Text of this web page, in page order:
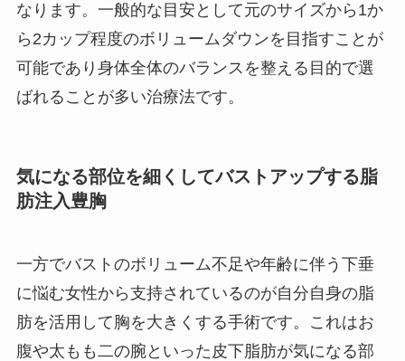
なります。一般的な目安として元のサイズから1か
ら2カップ程度のボリュームダウンを目指すことが
可能であり身体全体のバランスを整える目的で選
ばれることが多い治療法です。
気になる部位を細くしてバストアップする脂
肪注入豊胸
一方でバストのボリューム不足や年齢に伴う下垂
に悩む女性から支持されているのが自分自身の脂
肪を活用して胸を大きくする手術です。これはお
腹や太もも二の腕といった皮下脂肪が気になる部